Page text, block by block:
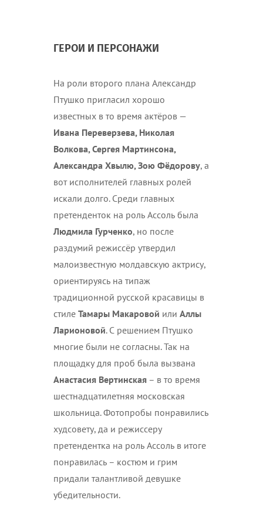
ГЕРОИ И ПЕРСОНАЖИ
На роли второго плана Александр
Птушко пригласил хорошо
известных в то время актёров —
Ивана Переверзева, Николая
Волкова, Сергея Мартинсона,
Александра Хвылю, Зою Фёдорову, а
вот исполнителей главных ролей
искали долго. Среди главных
претенденток на роль Ассоль была
Людмила Гурченко, но после
раздумий режиссёр утвердил
малоизвестную молдавскую актрису,
ориентируясь на типаж
традиционной русской красавицы в
стиле Тамары Макаровой или Аллы
Ларионовой. С решением Птушко
многие были не согласны. Так на
площадку для проб была вызвана
Анастасия Вертинская – в то время
шестнадцатилетняя московская
школьница. Фотопробы понравились
худсовету, да и режиссеру
претендентка на роль Ассоль в итоге
понравилась – костюм и грим
придали талантливой девушке
убедительности.